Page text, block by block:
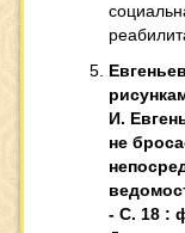
И.
не
- С. 18 :